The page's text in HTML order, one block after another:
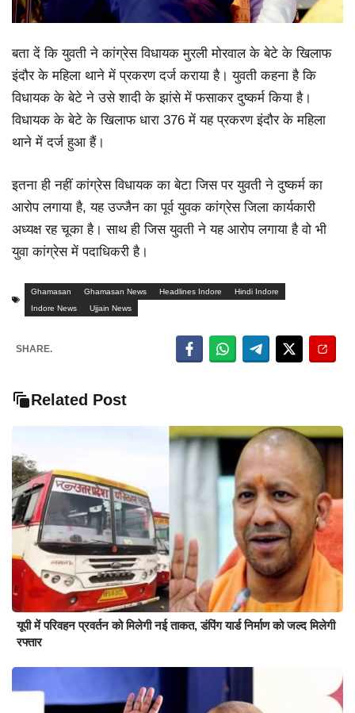
बता दें कि युवती ने कांग्रेस विधायक मुरली मोरवाल के बेटे के खिलाफ
इंदौर के महिला थाने में प्रकरण दर्ज कराया है। युवती कहना है कि
विधायक के बेटे ने उसे शादी के झांसे में फसाकर दुष्कर्म किया है।
विधायक के बेटे के खिलाफ धारा 376 में यह प्रकरण इंदौर के महिला
थाने में दर्ज हुआ हैं।
इतना ही नहीं कांग्रेस विधायक का बेटा जिस पर युवती ने दुष्कर्म का
आरोप लगाया है, यह उज्जैन का पूर्व युवक कांग्रेस जिला कार्यकारी
अध्यक्ष रह चूका है। साथ ही जिस युवती ने यह आरोप लगाया है वो भी
युवा कांग्रेस में पदाधिकरी है।
Ghamasan Ghamasan News Headlines Indore
Hindi Indore
Indore News
Ujjain News
SHARE.
Related Post
यूपी में परिवहन प्रवर्तन को मिलेगी नई ताकत, डंपिंग यार्ड निर्माण को जल्द मिलेगी
रफ्तार